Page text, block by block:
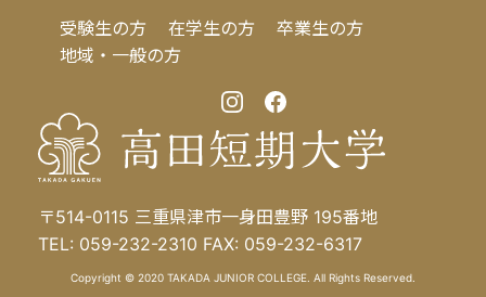
受験生の方 在学生の方
卒業生の方
地域・一般の方
〒514-0115 三重県津市一身田豊野 195番地
TEL: 059-232-2310 FAX: 059-232-6317
Copyright © 2020 TAKADA JUNIOR COLLEGE. All Rights Reserved.